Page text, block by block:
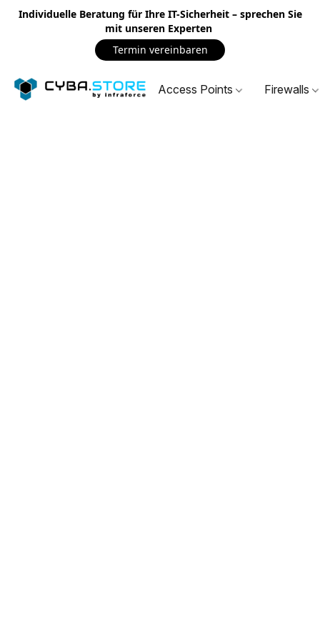
Individuelle Beratung für Ihre IT-Sicherheit – sprechen Sie
mit unseren Experten
Termin vereinbaren
Access Points Firewalls